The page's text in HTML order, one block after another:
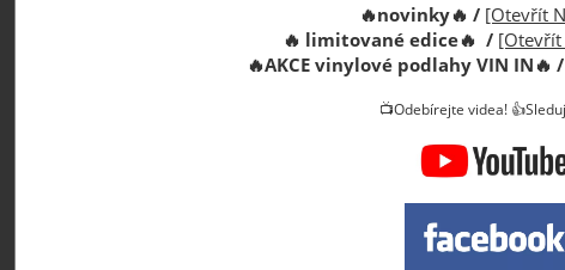
🔥novinky🔥 / [Otevřít
🔥 limitované edice🔥 /
🔥AKCE vinylové podlahy VIN IN🔥 /
📺Odebírejte videa!